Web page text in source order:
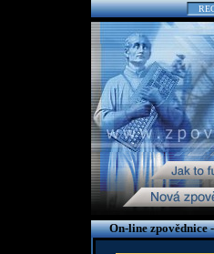
On-line zpovědnice